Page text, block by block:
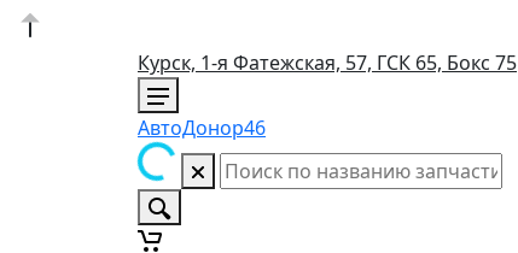
Курск, 1-я Фатежская, 57, ГСК 65, Бокс 75
АвтоДонор46